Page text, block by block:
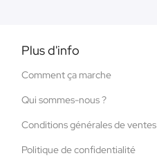
Plus d'info
Comment ça marche
Qui sommes-nous ?
Conditions générales de ventes
Politique de confidentialité